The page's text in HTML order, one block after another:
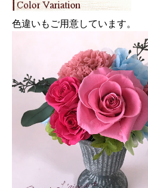
色違いもご用意しています。